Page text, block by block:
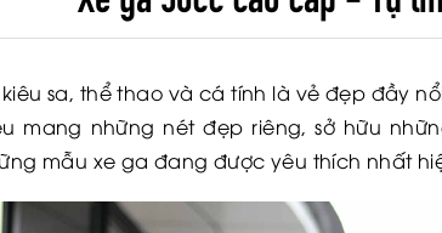
kiêu sa, thể thao và cá tính là vẻ đẹp đầy
mang những nét đẹp riêng, sở hữu
mẫu xe ga đang được yêu thích nhất